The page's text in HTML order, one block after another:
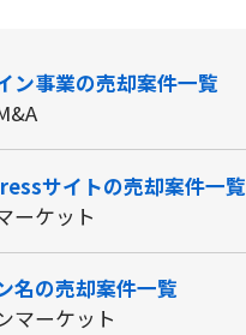
ン事業の売却案件一覧
サイトの売却案件一覧
ーケット
名の売却案件一覧
マーケット